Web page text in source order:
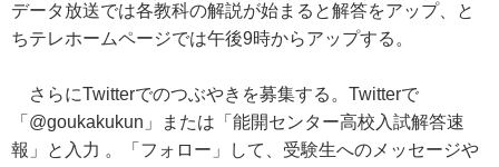
データ放送では各教科の解説が始まると解答をアップ、と
ちテレホームページでは午後9時からアップする。
さらにTwitterでのつぶやきを募集する。Twitterで
「@goukakukun」または「能開センター高校入試解答速
報」と入力 。「フォロー」して、受験生へのメッセージや